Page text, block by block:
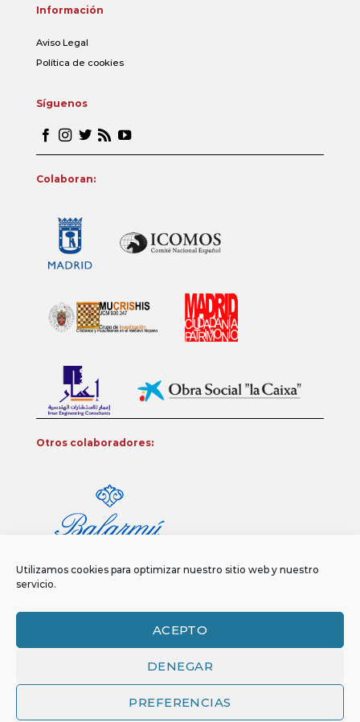
Utilizamos cookies para optimizar nuestro sitio web y nuestro
servicio.
ACEPTO
DENEGAR
PREFERENCIAS
Información
Aviso Legal
Política de cookies
Síguenos
Colaboran:
Otros colaboradores:
Política de privacidad
intelectual e industrial de este sitio web, y es también titular o tiene la